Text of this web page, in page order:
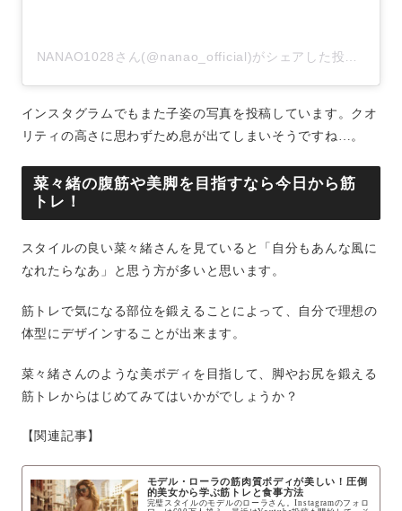
インスタグラムでもまた子姿の写真を投稿しています。クオ
リティの高さに思わずため息が出てしまいそうですね…。
菜々緒の腹筋や美脚を目指すなら今日から筋
トレ！
スタイルの良い菜々緒さんを見ていると「自分もあんな風に
なれたらなあ」と思う方が多いと思います。
筋トレで気になる部位を鍛えることによって、自分で理想の
体型にデザインすることが出来ます。
菜々緒さんのような美ボディを目指して、脚やお尻を鍛える
筋トレからはじめてみてはいかがでしょうか？
【関連記事】
モデル・ローラの筋肉質ボディが美しい！圧倒
的美女から学ぶ筋トレと食事方法
完璧スタイルのモデルのローラさん。Instagramのフォロ